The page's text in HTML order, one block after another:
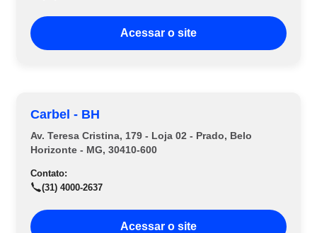
Acessar o site
Carbel - BH
Av. Teresa Cristina, 179 - Loja 02 - Prado, Belo
Horizonte - MG, 30410-600
Contato:
(31) 4000-2637
Acessar o site